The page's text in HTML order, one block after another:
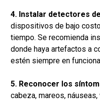
4. Instalar detectores
dispositivos de bajo
tiempo. Se recomienda
donde haya artefactos a
estén siempre en
5. Reconocer los
cabeza, mareos,